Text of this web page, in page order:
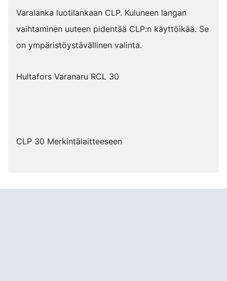
Varalanka luotilankaan CLP. Kuluneen langan
vaihtaminen uuteen pidentää CLP:n käyttöikää. Se
on ympäristöystävällinen valinta.
Hultafors Varanaru RCL 30
CLP 30 Merkintälaitteeseen